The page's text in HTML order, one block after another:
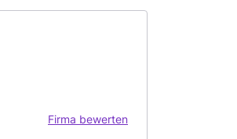
Firma bewerten